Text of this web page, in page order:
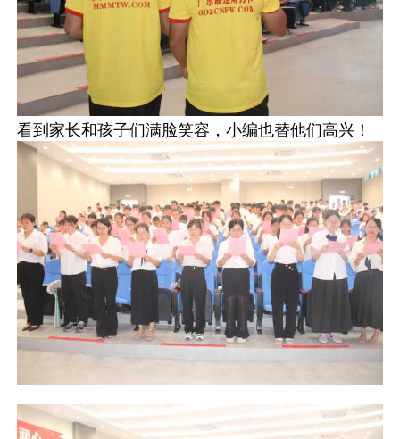
看到家长和孩子们满脸笑容，小编也替他们高兴！